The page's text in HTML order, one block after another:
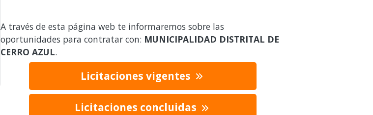
A través de esta página web te informaremos sobre las
oportunidades para contratar con: MUNICIPALIDAD DISTRITAL DE
CERRO AZUL.
Licitaciones vigentes
Licitaciones concluidas